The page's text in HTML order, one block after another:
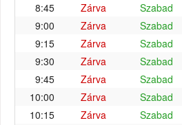
8:45
Zárva Szabad
9:00
Zárva Szabad
9:15
Zárva Szabad
9:30
Zárva Szabad
9:45
Zárva Szabad
10:00
Zárva Szabad
10:15
Zárva Szabad